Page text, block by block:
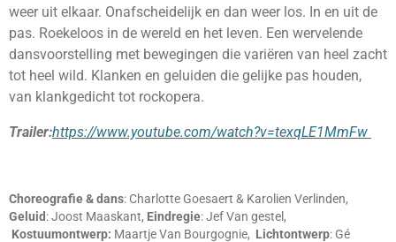
weer uit elkaar. Onafscheidelijk en dan weer los. In en uit de
pas. Roekeloos in de wereld en het leven. Een wervelende
dansvoorstelling met bewegingen die variëren van heel zacht
tot heel wild. Klanken en geluiden die gelijke pas houden,
van klankgedicht tot rockopera.
Trailer:https://www.youtube.com/watch?v=texqLE1MmFw
Choreografie & dans: Charlotte Goesaert & Karolien Verlinden,
Geluid : Joost Maaskant, Eindregie: Jef Van gestel,
Kostuumontwerp: Maartje Van Bourgognie, Lichtontwerp: Gé